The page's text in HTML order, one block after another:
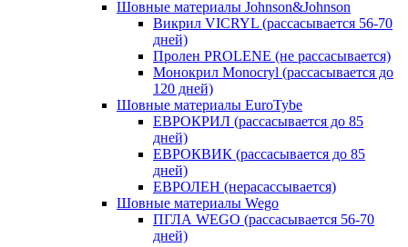
Шовные материалы Johnson&Johnson
Викрил VICRYL (рассасывается 56-70
дней)
Пролен PROLENE (не рассасывается)
Монокрил Monocryl (рассасывается до
120 дней)
Шовные материалы EuroTybe
ЕВРОКРИЛ (рассасывается до 85
дней)
ЕВРОКВИК (рассасывается до 85
дней)
ЕВРОЛЕН (нерасассывается)
Шовные материалы Wego
ПГЛА WEGO (рассасывается 56-70
дней)